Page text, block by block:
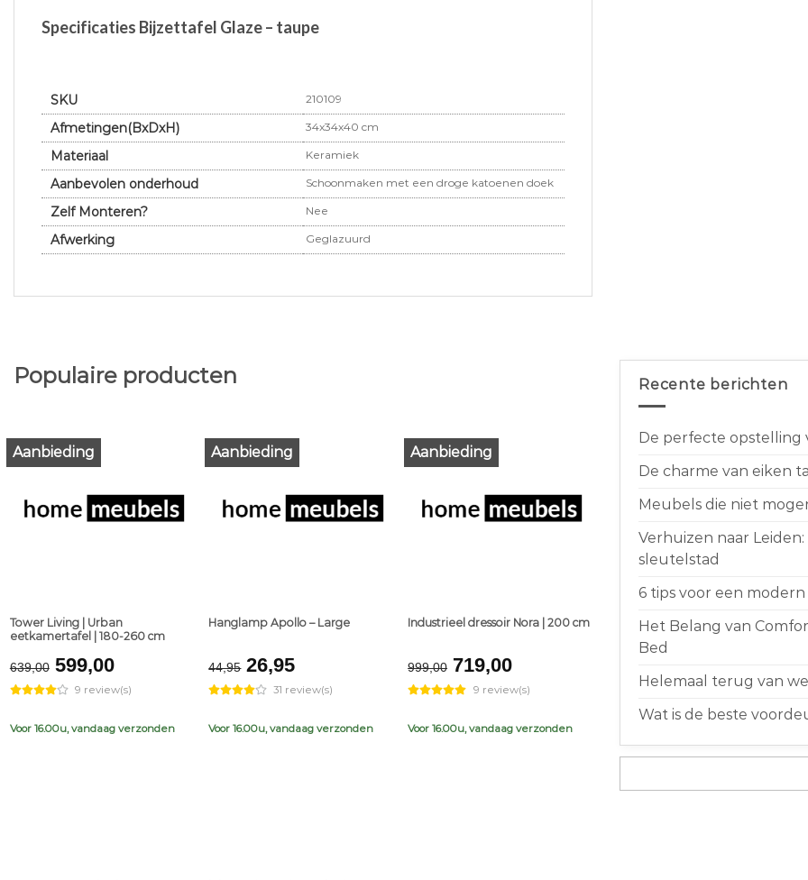
Specificaties Bijzettafel Glaze – taupe
SKU 210109
Afmetingen(BxDxH) 34x34x40 cm
Materiaal Keramiek
Aanbevolen onderhoud Schoonmaken met een droge katoenen doek
Zelf Monteren? Nee
Afwerking Geglazuurd
Populaire producten
Aanbieding
Tower Living | Urban
eetkamertafel | 180-260 cm
639,00 Original
price
was:
€639,00.
599,00Current
price
is:
€599,00.
9 review(s)
Voor 16.00u, vandaag verzonden
Aanbieding
Hanglamp Apollo – Large
44,95 Original
price
was:
€44,95.
26,95Current
price
is:
€26,95.
31 review(s)
Voor 16.00u, vandaag verzonden
Aanbieding
Industrieel dressoir Nora | 200 cm
999,00 Original
price
was:
€999,00.
719,00Current
price
is:
€719,00.
9 review(s)
Voor 16.00u, vandaag verzonden
Recente berichten
De perfecte opstelling
De charme van eiken
Meubels die niet
Verhuizen naar
sleutelstad
6 tips voor een
Het Belang van
Bed
Helemaal terug van
Wat is de beste